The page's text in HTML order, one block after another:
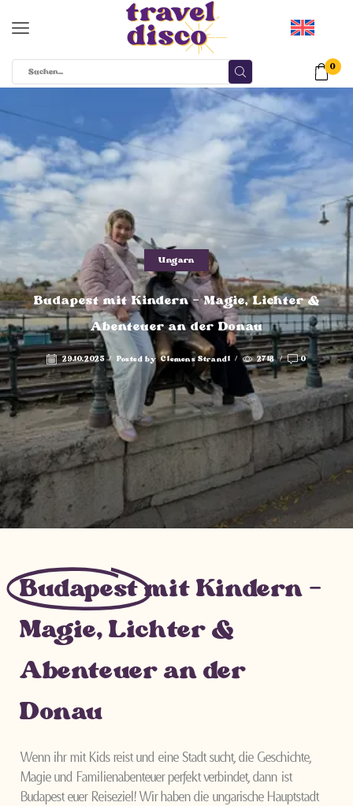
0
Ungarn
Budapest mit Kindern – Magie, Lichter &
Abenteuer an der Donau
29.10.2025 / Posted by Clemens Strandl / 2718 / 0
Budapestmit Kindern –
Magie, Lichter &
Abenteuer an der
Donau
Wenn ihr mit Kids reist und eine Stadt sucht, die Geschichte,
Magie und Familienabenteuer perfekt verbindet, dann ist
Budapest euer Reiseziel! Wir haben die ungarische Hauptstadt